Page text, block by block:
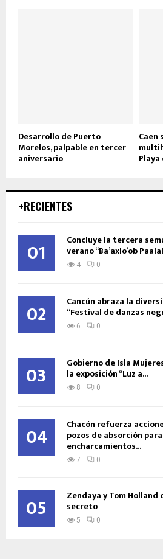
Desarrollo de Puerto
Morelos, palpable en tercer
aniversario
Caen
+RECIENTES
01 Concluye la tercera
verano “Ba’axlo’ob
4 0
02 Cancún abraza la
“Festival de danzas
6 0
03 Gobierno de Isla
la exposición “Luz a...
8 0
04 Chacón refuerza
pozos de absorción
encharcamientos...
7 0
05 Zendaya y Tom Holland
secreto
5 0